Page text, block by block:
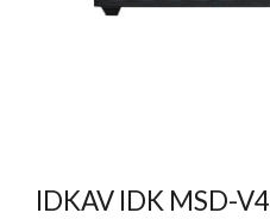
IDKAV IDK MSD-